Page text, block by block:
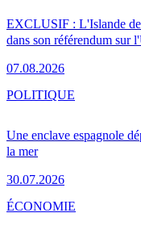
EXCLUSIF : L'Islande
dans son référendum sur
07.08.2026
Une enclave espagnole
la mer
30.07.2026
POLITIQUE
ÉCONOMIE